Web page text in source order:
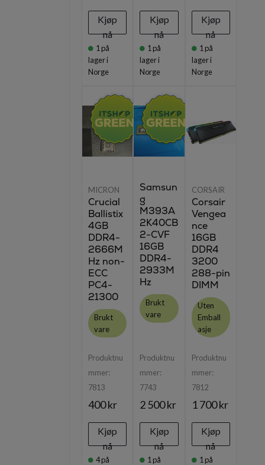
Kjøp
nå
1 på
lager i
Norge
Kjøp
nå
1 på
lager i
Norge
Kjøp
nå
1 på
lager i
Norge
MICRON
Crucial
Ballistix
4GB
DDR4-
2666M
Hz non-
ECC
PC4-
21300
Brukt
vare
Produktnu
mmer:
7813
400 kr
Kjøp
nå
4på
Samsun
g
M393A
2K40CB
2-CVF
16GB
DDR4-
2933M
Hz
Brukt
vare
Produktnu
mmer:
7743
2 500 kr
Kjøp
nå
1 på
CORSAIR
Corsair
Vengea
nce
16GB
DDR4
3200
288-pin
DIMM
Uten
Emball
asje
Produktnu
mmer:
7812
1 700 kr
Kjøp
nå
1 på